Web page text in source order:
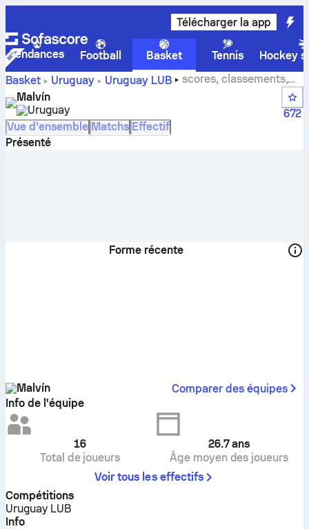
Télécharger la app
Tendances Football Basket Tennis
Hockey
Basket
Uruguay Uruguay LUB
scores, classements,
calendrier et joueurs de Malvín
Malvín
Uruguay
672
Vue d'ensemble Matchs Effectif
Présenté
Forme récente
Malvín
Comparer des équipes
Info de l'équipe
16
Total de joueurs
26.7ans
Âge moyen des joueurs
Voir tous les effectifs
Compétitions
Uruguay LUB
Info